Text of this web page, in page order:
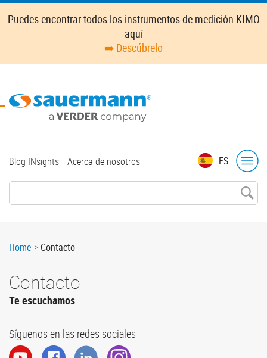
Skip
Puedes encontrar todos los instrumentos de medición KIMO
aquí
➡️ Descúbrelo
ES
Top
Blog INsights Acerca de nosotros
Breadcrumb
Home Contacto
Contacto
Te escuchamos
Síguenos en las redes sociales